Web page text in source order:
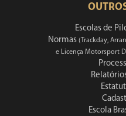
Escolas de
Normas (Trackday,
e Licença Motorsport
Escola